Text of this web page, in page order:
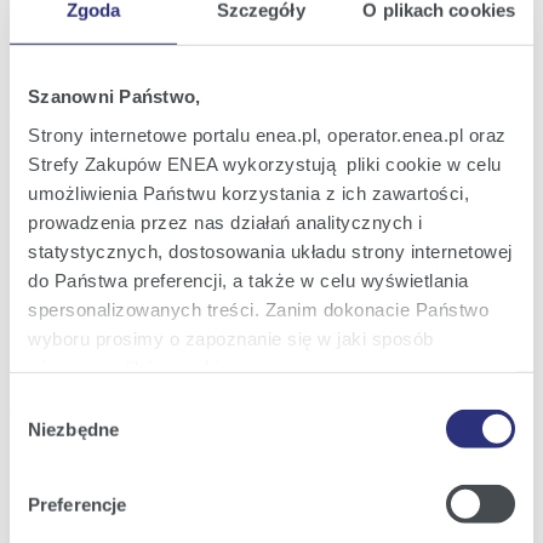
Zgoda Szczegóły O plikach cookies
Szanowni Państwo,
Strony internetowe portalu enea.pl, operator.enea.pl oraz
Strefy Zakupów ENEA wykorzystują pliki cookie w celu
umożliwienia Państwu korzystania z ich zawartości,
prowadzenia przez nas działań analitycznych i
statystycznych, dostosowania układu strony internetowej
do Państwa preferencji, a także w celu wyświetlania
spersonalizowanych treści. Zanim dokonacie Państwo
wyboru prosimy o zapoznanie się w jaki sposób
Szczegółowe informacje na ten temat znajdziecie
Polityce
zgody
Niezbędne
Preferencje
30
Zwołanie Zwyczajnego Walnego
czerwca 2025 roku
21
2025
10:53
Raport bieżący nr 18/2025
Podpisanie umowy pożyczki ze środków
Krajowego Programu Odbudowy i
Zwiększania Odporności
20
2025
Raport bieżący nr 17/2025
Opinia Rady Nadzorczej w sprawie
propozycji pokrycia straty za rok 2023 oraz
Poprzednia Następna